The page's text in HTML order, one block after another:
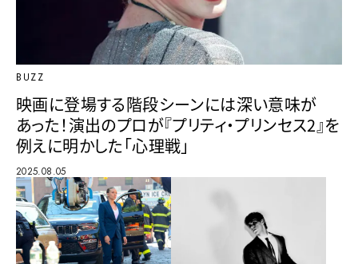
BUZZ
映画に登場する階段シーンには深い意味が
あった！演出のプロが『プリティ・プリンセス2』を
例えに明かした「心理戦」
2025.08.05